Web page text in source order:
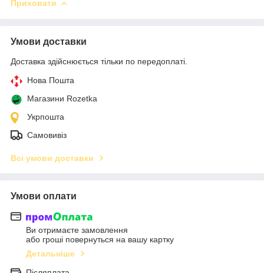
Приховати
Умови доставки
Доставка здійснюється тільки по передоплаті.
Нова Пошта
Магазини Rozetka
Укрпошта
Самовивіз
Всі умови доставки
Умови оплати
Ви отримаєте замовлення
або гроші повернуться на вашу картку
Детальніше